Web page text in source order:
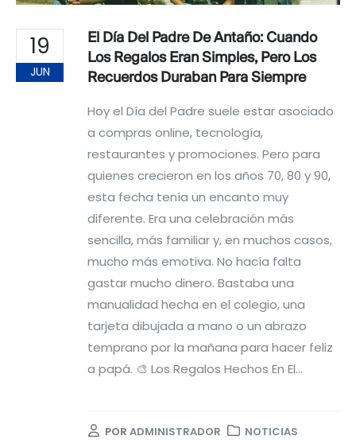
19
JUN
El Día Del Padre De Antaño: Cuando
Los Regalos Eran Simples, Pero Los
Recuerdos Duraban Para Siempre
Hoy el Día del Padre suele estar asociado
a compras online, tecnología,
restaurantes y promociones. Pero para
quienes crecieron en los años 70, 80 y 90,
esta fecha tenía un encanto muy
diferente. Era una celebración más
sencilla, más familiar y, en muchos casos,
mucho más emotiva. No hacía falta
gastar mucho dinero. Bastaba una
manualidad hecha en el colegio, una
tarjeta dibujada a mano o un abrazo
temprano por la mañana para hacer feliz
a papá. 🎨 Los Regalos Hechos En El...
POR ADMINISTRADOR
NOTICIAS